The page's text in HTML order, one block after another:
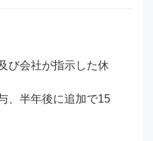
び会社が指示した休
、半年後に追加で15